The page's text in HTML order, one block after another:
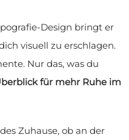
Design bringt er
visuell zu erschlagen.
Nur das, was du
für mehr Ruhe im
Zuhause, ob an der